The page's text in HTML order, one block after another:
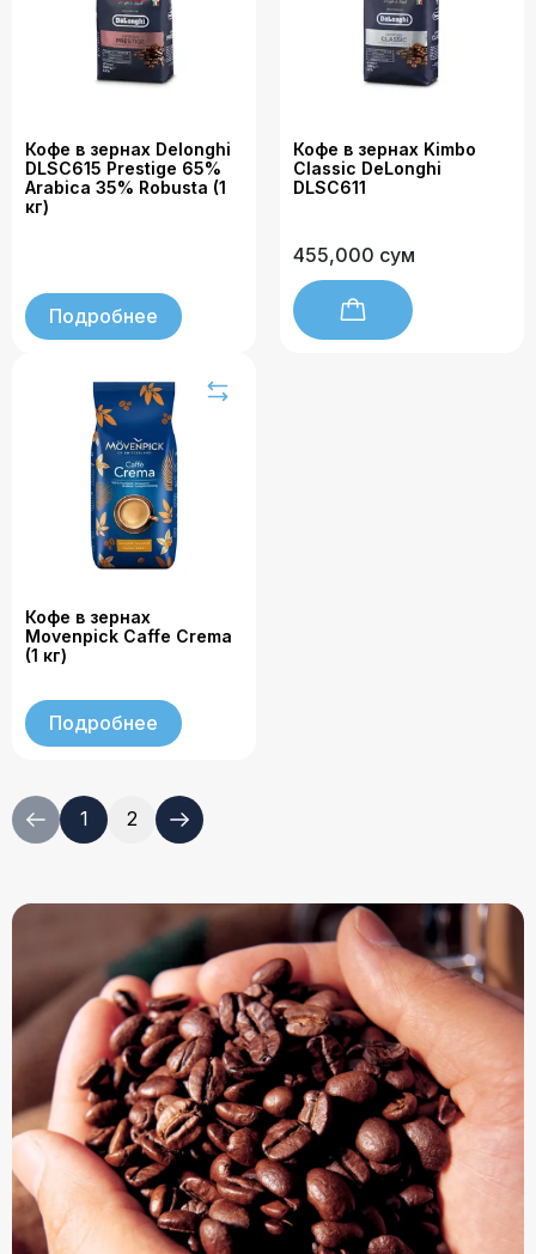
Кофе в зернах Delonghi
DLSC615 Prestige 65%
Arabica 35% Robusta (1
кг)
Подробнее
Кофе в зернах Kimbo
Classic DeLonghi
DLSC611
455,000 сум
Кофе в зернах
Movenpick Caffe Crema
(1 кг)
Подробнее
1 2